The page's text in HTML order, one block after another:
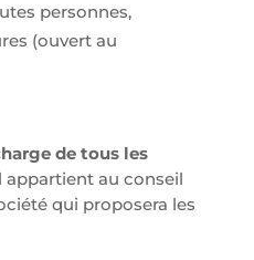
personnes,
(ouvert au
de tous les
appartient au conseil
qui proposera les